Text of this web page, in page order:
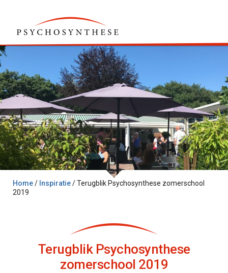
Home/ Inspiratie/Terugblik Psychosynthese zomerschool
2019
Terugblik Psychosynthese
zomerschool 2019